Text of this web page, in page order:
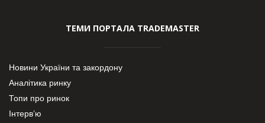
ТЕМИ ПОРТАЛА TRADEMASTER
Новини України та закордону
Аналітика ринку
Топи про ринок
Інтерв’ю